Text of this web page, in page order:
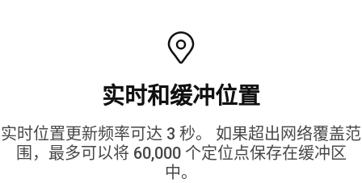
实时和缓冲位置
实时位置更新频率可达 3 秒。 如果超出网络覆盖范
围，最多可以将 60,000 个定位点保存在缓冲区
中。